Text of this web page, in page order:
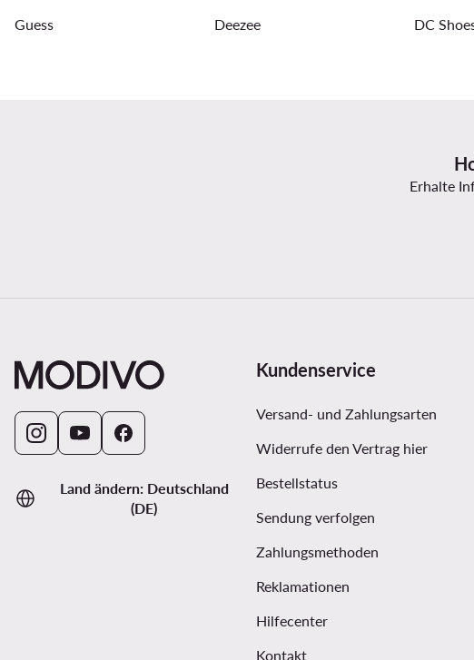
Guess
Deezee DC
Erhalte
Land ändern: Deutschland
(DE)
Kundenservice
Versand- und Zahlungsarten
Widerrufe den Vertrag hier
Bestellstatus
Sendung verfolgen
Zahlungsmethoden
Reklamationen
Hilfecenter
Kontakt